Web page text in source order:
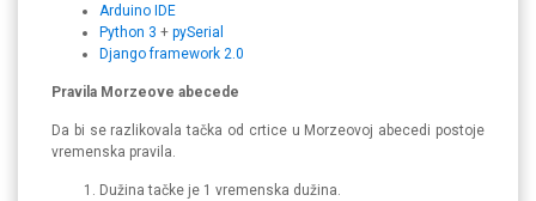
Arduino IDE
Python 3 + pySerial
Django framework 2.0
Pravila Morzeove abecede
Da bi se razlikovala tačka od crtice u Morzeovoj abecedi postoje
vremenska pravila.
Dužina tačke je 1 vremenska dužina.